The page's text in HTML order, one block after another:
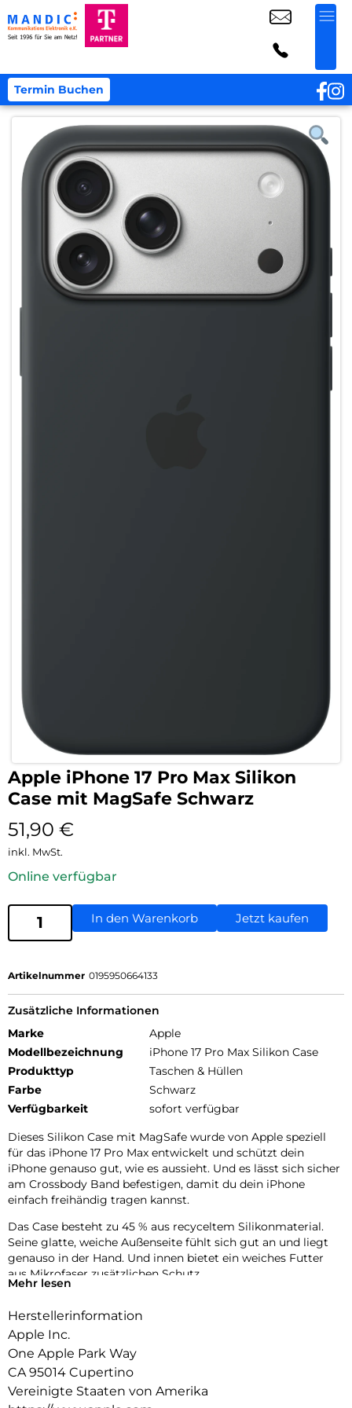
Termin Buchen
Apple iPhone 17 Pro Max Silikon
Case mit MagSafe Schwarz
51,90 €
inkl. MwSt.
Online verfügbar
In den Warenkorb Jetzt kaufen
Artikelnummer 0195950664133
Zusätzliche Informationen
Marke
Apple
Modellbezeichnung
iPhone 17 Pro Max Silikon Case
Produkttyp
Taschen & Hüllen
Farbe
Schwarz
Verfügbarkeit
sofort verfügbar
Dieses Silikon Case mit MagSafe wurde von Apple speziell
für das iPhone 17 Pro Max entwickelt und schützt dein
iPhone genauso gut, wie es aussieht. Und es lässt sich sicher
am Crossbody Band befestigen, damit du dein iPhone
einfach freihändig tragen kannst.
Das Case besteht zu 45 % aus recyceltem Silikon­material.
Seine glatte, weiche Außenseite fühlt sich gut an und liegt
genauso in der Hand. Und innen bietet ein weiches Futter
aus Mikrofaser zusätzlichen Schutz.
Es kommt mit Saphirglas mit einer leitenden Schicht, die die
Bewegungen deines Fingers zur Kamerasteuerung
überträgt.
Mit integrierten Magneten, die sich perfekt am iPhone 17 Pro
Max ausrichten, hält das Case ganz einfach und sorgt für
Mehr lesen
Herstellerinformation
Apple Inc.
One Apple Park Way
CA 95014 Cupertino
Vereinigte Staaten von Amerika